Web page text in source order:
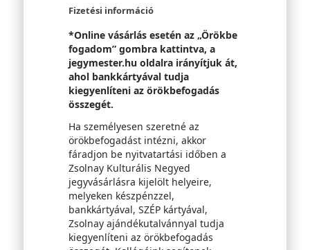
Fizetési információ
*Online vásárlás esetén az „Örökbe
fogadom” gombra kattintva, a
jegymester.hu oldalra irányítjuk át,
ahol bankkártyával tudja
kiegyenlíteni az örökbefogadás
összegét.
Ha személyesen szeretné az
örökbefogadást intézni, akkor
fáradjon be nyitvatartási időben a
Zsolnay Kulturális Negyed
jegyvásárlásra kijelölt helyeire,
melyeken készpénzzel,
bankkártyával, SZÉP kártyával,
Zsolnay ajándékutalvánnyal tudja
kiegyenlíteni az örökbefogadás